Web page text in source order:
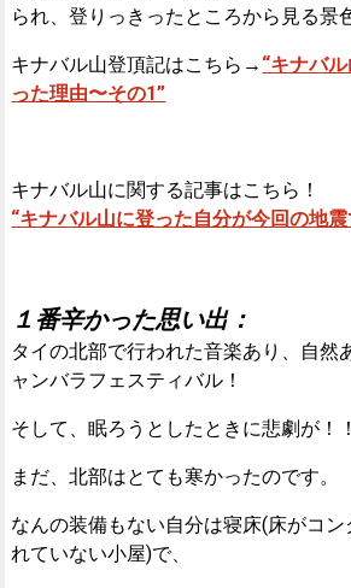
られ、登りっきったところから見る景
キナバル山登頂記はこちら→ “キナバ
った理由〜その1”
キナバル山に関する記事はこちら！
“キナバル山に登った自分が今回の地
１番辛かった思い出：
タイの北部で行われた音楽あり、自然
ャンバラフェスティバル！
そして、眠ろうとしたときに悲劇が！！
まだ、北部はとても寒かったのです。
なんの装備もない自分は寝床(床がコ
れていない小屋)で、